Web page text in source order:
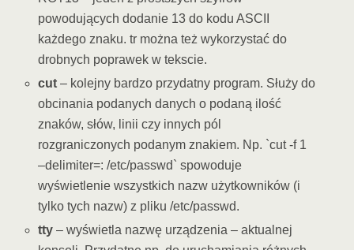
powodujących dodanie 13 do kodu ASCII
każdego znaku. tr można też wykorzystać do
drobnych poprawek w tekscie.
cut – kolejny bardzo przydatny program. Służy do
obcinania podanych danych o podaną ilość
znaków, słów, linii czy innych pól
rozgraniczonych podanym znakiem. Np. `cut -f 1
–delimiter=: /etc/passwd` spowoduje
wyświetlenie wszystkich nazw użytkowników (i
tylko tych nazw) z pliku /etc/passwd.
tty – wyświetla nazwę urządzenia – aktualnej